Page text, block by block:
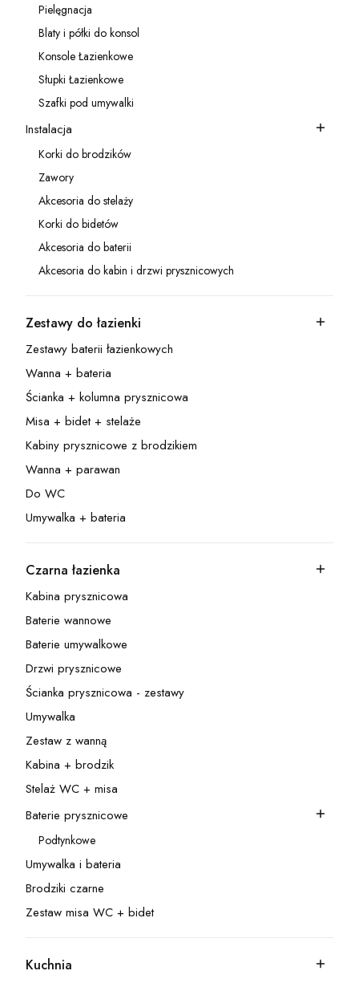
Kategoria - Pielęgnacja
Pielęgnacja
Kategoria - Blaty i półki do konsol
Blaty i półki do konsol
Kategoria - Konsole Łazienkowe
Konsole Łazienkowe
Kategoria - Słupki Łazienkowe
Słupki Łazienkowe
Kategoria - Szafki pod umywalki
Szafki pod umywalki
Kategoria - Instalacja
Instalacja
Kategoria - Korki do brodzików
Korki do brodzików
Kategoria - Zawory
Zawory
Kategoria - Akcesoria do stelaży
Akcesoria do stelaży
Kategoria - Korki do bidetów
Korki do bidetów
Kategoria - Akcesoria do baterii
Akcesoria do baterii
Kategoria - Akcesoria do kabin i drzwi prysznicowych
Akcesoria do kabin i drzwi prysznicowych
Kategoria - Zestawy do łazienki
Zestawy do łazienki
Kategoria - Zestawy baterii łazienkowych
Zestawy baterii łazienkowych
Kategoria - Wanna + bateria
Wanna + bateria
Kategoria - Ścianka + kolumna prysznicowa
Ścianka + kolumna prysznicowa
Kategoria - Misa + bidet + stelaże
Misa + bidet + stelaże
Kategoria - Kabiny prysznicowe z brodzikiem
Kabiny prysznicowe z brodzikiem
Kategoria - Wanna + parawan
Wanna + parawan
Kategoria - Do WC
Do WC
Kategoria - Umywalka + bateria
Umywalka + bateria
Kategoria - Czarna łazienka
Czarna łazienka
Kategoria - Kabina prysznicowa
Kabina prysznicowa
Kategoria - Baterie wannowe
Baterie wannowe
Kategoria - Baterie umywalkowe
Baterie umywalkowe
Kategoria - Drzwi prysznicowe
Drzwi prysznicowe
Kategoria - Ścianka prysznicowa - zestawy
Ścianka prysznicowa - zestawy
Kategoria - Umywalka
Umywalka
Kategoria - Zestaw z wanną
Zestaw z wanną
Kategoria - Kabina + brodzik
Kabina + brodzik
Kategoria - Stelaż WC + misa
Stelaż WC + misa
Kategoria - Baterie prysznicowe
Baterie prysznicowe
Kategoria - Podtynkowe
Podtynkowe
Kategoria - Umywalka i bateria
Umywalka i bateria
Kategoria - Brodziki czarne
Brodziki czarne
Kategoria - Zestaw misa WC + bidet
Zestaw misa WC + bidet
Kategoria - Kuchnia
Kuchnia